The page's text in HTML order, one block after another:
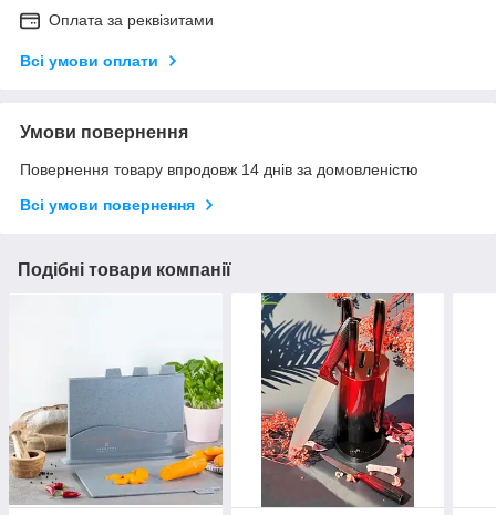
Оплата за реквізитами
Всі умови оплати
Умови повернення
Повернення товару впродовж 14 днів за домовленістю
Всі умови повернення
Подібні товари компанії